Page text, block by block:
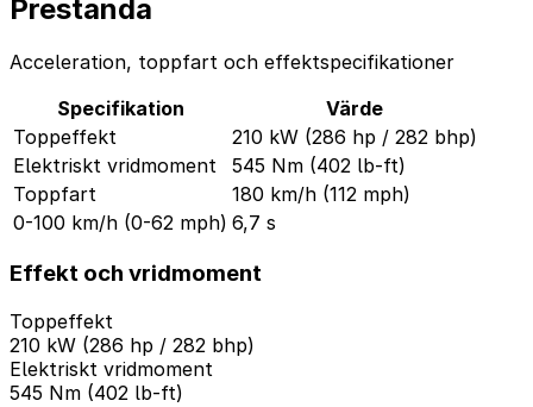
Prestanda
Acceleration, toppfart och effektspecifikationer
Specifikation
Värde
Toppeffekt
210 kW (286 hp / 282 bhp)
Elektriskt vridmoment
545 Nm (402 lb-ft)
Toppfart
180 km/h (112 mph)
0-100 km/h (0-62 mph) 6,7 s
Effekt och vridmoment
Toppeffekt
210 kW (286 hp / 282 bhp)
Elektriskt vridmoment
545 Nm (402 lb-ft)